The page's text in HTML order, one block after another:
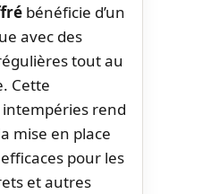
bénéficie d’un
avec des
tout au
Cette
rend
mise en place
pour les
et autres